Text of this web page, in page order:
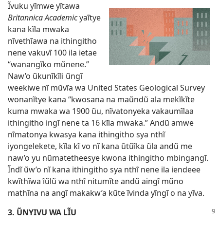
Ĩvuku yĩmwe yĩtawa
Britannica Academicyaĩtye
kana kĩla mwaka
nĩvethĩawa na ithingitho
nene vakuvĩ 100 ila ietae
“wanangĩko mũnene.”
Naw’o ũkunĩkĩli ũngĩ
weekiwe nĩ mũvĩa wa United States Geological Survey
wonanĩtye kana “kwosana na maũndũ ala mekĩkĩte
kuma mwaka wa 1900 ũu, nĩvatonyeka vakaumĩlaa
ithingitho ingĩ nene ta 16 kĩla mwaka.” Andũ amwe
nĩmatonya kwasya kana ithingitho sya nthĩ
iyongelekete, kĩla kĩ vo nĩ kana ũtũĩka ũla andũ me
naw’o yu nũmatetheesye kwona ithingitho mbingangĩ.
Ĩndĩ ũw’o nĩ kana ithingitho sya nthĩ nene ila iendeee
kwĩthĩwa ĩũlũ wa nthĩ nitumĩte andũ aingĩ mũno
mathĩna na angĩ makakw’a kũte ĩvinda yĩngĩ o na yĩva.
3. ŨNYIVU WA LĨU